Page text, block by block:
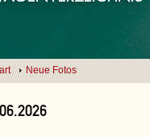
Neue Fotos